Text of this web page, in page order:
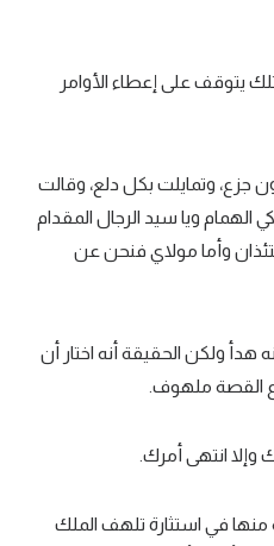
يتوقف على إعطاء الأوامر
جزع، وتمايلت بكل دلع، وقالت
الهمام ويا سيد الرجال المقدام
وأما مولاي فنحن عن
ولكن الحقيقة أنه اختار أن
القصة ملهوف.
انتهى أمرك.
في استثارة تلهف الملك